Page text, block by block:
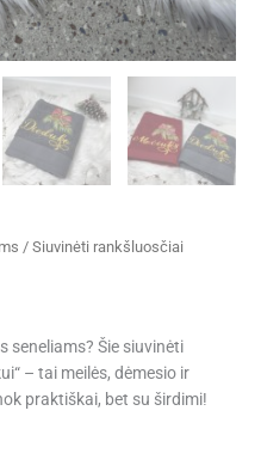
/ Siuvinėti rankšluosčiai
seneliams? Šie siuvinėti
– tai meilės, dėmesio ir
praktiškai, bet su širdimi!